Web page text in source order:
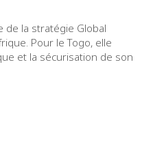
de la stratégie Global
Pour le Togo, elle
et la sécurisation de son